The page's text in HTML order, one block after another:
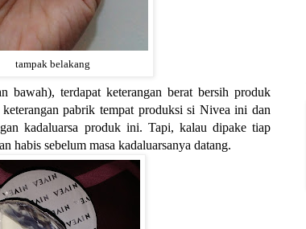
tampak belakang
bawah), terdapat keterangan berat bersih produk
pabrik tempat produksi si Nivea ini dan
kadaluarsa produk ini. Tapi, kalau dipake tiap
habis sebelum masa kadaluarsanya datang.